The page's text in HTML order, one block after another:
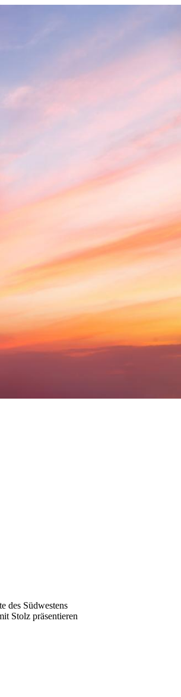
des Südwestens
Stolz präsentieren